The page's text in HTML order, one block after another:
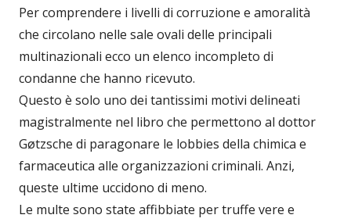
Per comprendere i livelli di corruzione e amoralità
che circolano nelle sale ovali delle principali
multinazionali ecco un elenco incompleto di
condanne che hanno ricevuto.
Questo è solo uno dei tantissimi motivi delineati
magistralmente nel libro che permettono al dottor
Gøtzsche di paragonare le lobbies della chimica e
farmaceutica alle organizzazioni criminali. Anzi,
queste ultime uccidono di meno.
Le multe sono state affibbiate per truffe vere e